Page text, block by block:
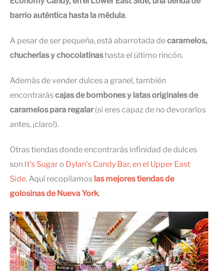
barrio auténtica hasta la médula.
A pesar de ser pequeña, está abarrotada decaramelos,
chucherías y chocolatinashasta el último rincón.
Además de vender dulces a granel, también
encontraráscajas de bombones y latas originales de
caramelos para regalar(si eres capaz de no devorarlos
antes, ¡claro!).
Otras tiendas donde encontrarás infinidad de dulces
son It’s Sugaro Dylan’s Candy Bar, en el Upper East
Side. Aquí recopilamos las mejores tiendas de
golosinas de Nueva York.